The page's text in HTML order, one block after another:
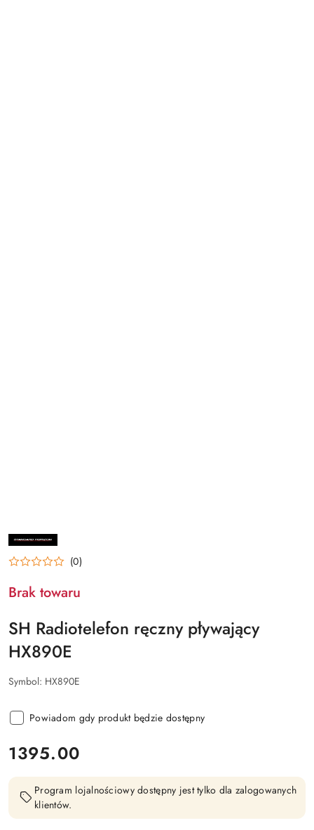
NAZWA
PRODUCENTA:
STANDARD
HORIZON (0)
Brak towaru
SH Radiotelefon ręczny pływający
HX890E
Symbol: HX890E
Powiadom gdy produkt będzie dostępny
cena:
1395.00
Program lojalnościowy dostępny jest tylko dla zalogowanych
klientów.